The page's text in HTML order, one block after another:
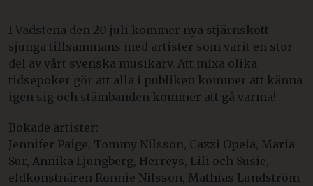
I Vadstena den 20 juli kommer nya stjärnskott
sjunga tillsammans med artister som varit en stor
del av vårt svenska musikarv. Att mixa olika
tidsepoker gör att alla i publiken kommer att känna
igen sig och stämbanden kommer att gå varma!
Bokade artister:
Jennifer Paige, Tommy Nilsson, Cazzi Opeia, Maria
Sur, Annika Ljungberg, Herreys, Lili och Susie,
eldkonstnären Ronnie Nilsson, Mathias Lundström